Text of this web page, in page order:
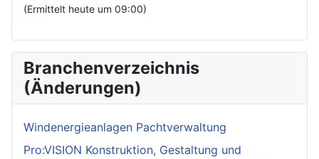
(Ermittelt heute um 09:00)
Branchenverzeichnis
(Änderungen)
Windenergieanlagen Pachtverwaltung
Pro:VISION Konstruktion, Gestaltung und